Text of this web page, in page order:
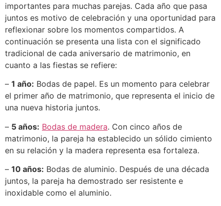
importantes para muchas parejas. Cada año que pasa
juntos es motivo de celebración y una oportunidad para
reflexionar sobre los momentos compartidos. A
continuación se presenta una lista con el significado
tradicional de cada aniversario de matrimonio, en
cuanto a las fiestas se refiere:
– 1 año: Bodas de papel. Es un momento para celebrar
el primer año de matrimonio, que representa el inicio de
una nueva historia juntos.
– 5 años: Bodas de madera. Con cinco años de
matrimonio, la pareja ha establecido un sólido cimiento
en su relación y la madera representa esa fortaleza.
– 10 años: Bodas de aluminio. Después de una década
juntos, la pareja ha demostrado ser resistente e
inoxidable como el aluminio.